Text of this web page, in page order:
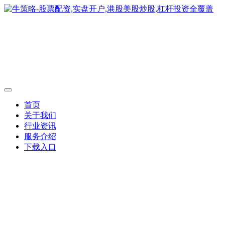
首页
关于我们
行业资讯
服务介绍
下载入口